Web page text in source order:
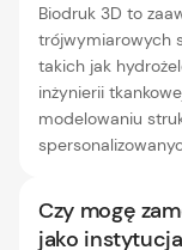
Biodruk 3D to
trójwymiarowych
takich jak
inżynierii
modelowaniu
Czy mogę
jako